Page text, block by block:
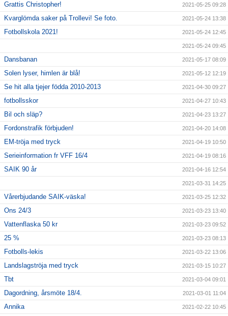
Grattis Christopher! 2021-05-25 09:28
Kvarglömda saker på Trollevi! Se foto. 2021-05-24 13:38
Fotbollskola 2021! 2021-05-24 12:45
2021-05-24 09:45
Dansbanan 2021-05-17 08:09
Solen lyser, himlen är blå! 2021-05-12 12:19
Se hit alla tjejer födda 2010-2013 2021-04-30 09:27
fotbollsskor 2021-04-27 10:43
Bil och släp? 2021-04-23 13:27
Fordonstrafik förbjuden! 2021-04-20 14:08
EM-tröja med tryck 2021-04-19 10:50
Serieinformation fr VFF 16/4 2021-04-19 08:16
SAIK 90 år 2021-04-16 12:54
2021-03-31 14:25
Vårerbjudande SAIK-väska! 2021-03-25 12:32
Ons 24/3 2021-03-23 13:40
Vattenflaska 50 kr 2021-03-23 09:52
25 % 2021-03-23 08:13
Fotbolls-lekis 2021-03-22 13:06
Landslagströja med tryck 2021-03-15 10:27
Tbt 2021-03-04 09:01
Dagordning, årsmöte 18/4. 2021-03-01 11:04
Annika 2021-02-22 10:45